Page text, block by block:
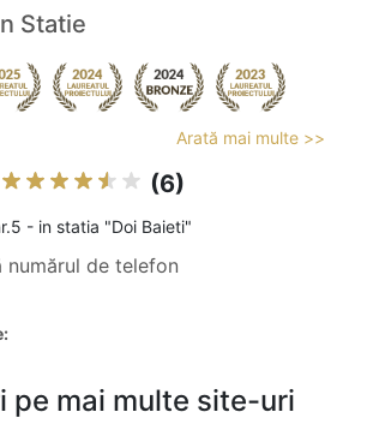
Statie
Arată mai multe >>
(6)
- in statia "Doi Baieti"
numărul de telefon
pe mai multe site-uri